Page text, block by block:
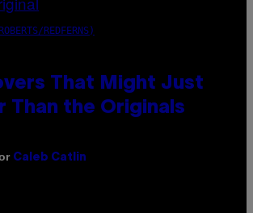
REDFERNS)
That Might Just
Than the Originals
Caleb Catlin